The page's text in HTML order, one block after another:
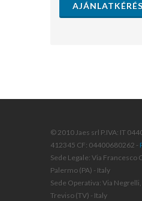
© 2010 Jaes srl P.IVA: IT
412345 CF: 04400680262 -
Sede Legale: Via Francesco
Palermo (PA) - Italy
Sede Operativa: Via
Treviso (TV) - Italy